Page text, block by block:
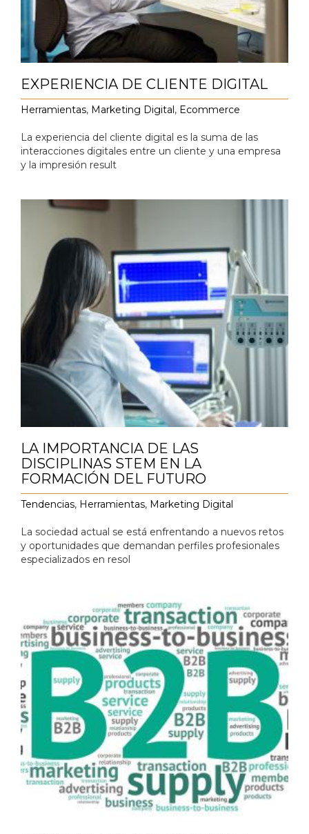
EXPERIENCIA DE CLIENTE DIGITAL
Herramientas, Marketing Digital, Ecommerce
La experiencia del cliente digital es la suma de las
interacciones digitales entre un cliente y una empresa
y la impresión result
LA IMPORTANCIA DE LAS
DISCIPLINAS STEM EN LA
FORMACIÓN DEL FUTURO
Tendencias, Herramientas, Marketing Digital
La sociedad actual se está enfrentando a nuevos retos
y oportunidades que demandan perfiles profesionales
especializados en resol